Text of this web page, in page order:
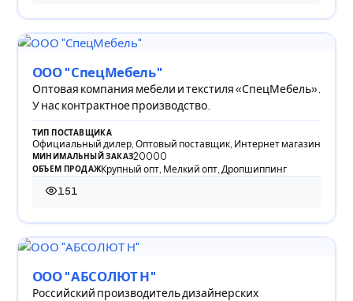
ООО "СпецМебель"
Оптовая компания мебели и текстиля «СпецМебель».
У нас контрактное производство.
ТИП ПОСТАВЩИКА
Официальный дилер, Оптовый поставщик, Интернет магазин
МИНИМАЛЬНЫЙ ЗАКАЗ20000
ОБЪЕМ ПРОДАЖКрупный опт, Мелкий опт, Дропшиппинг
151
151 просмотр
ООО "АБСОЛЮТ Н"
Российский производитель дизайнерских